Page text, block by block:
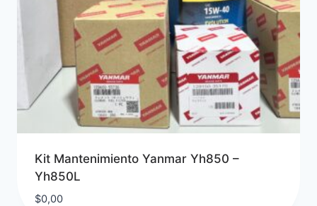
Kit Mantenimiento Yanmar Yh850 –
Yh850L
$0,00